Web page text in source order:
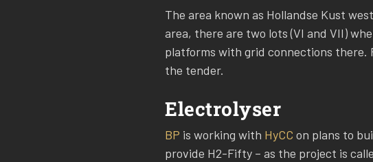
The area known as Hollandse Kust
area, there are two lots (VI and VII)
platforms with grid connections
the tender.
Electrolyser
BP is working with HyCC on plans to
provide H2-Fifty – as the project is